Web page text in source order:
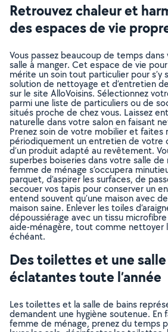
Retrouvez chaleur et
des espaces de vie
Vous passez beaucoup de temps
salle à manger. Cet espace de vie
mérite un soin tout particulier pour s’y
solution de nettoyage et d’entretien
sur le site AlloVoisins. Sélectionnez
parmi une liste de particuliers ou de
situés proche de chez vous. Laissez
naturelle dans votre salon en faisant
Prenez soin de votre mobilier et faites
périodiquement un entretien de votre
d’un produit adapté au revêtement.
superbes boiseries dans votre salle
femme de ménage s’occupera
parquet, d’aspirer les surfaces, de
secouer vos tapis pour conserver un
entend souvent qu’une maison avec
maison saine. Enlever les toiles
dépoussiérage avec un tissu
aide-ménagère, tout comme nettoyer
échéant.
Des toilettes et une
éclatantes toute l’année
Les toilettes et la salle de bains
demandent une hygiène soutenue. En
femme de ménage, prenez du temps